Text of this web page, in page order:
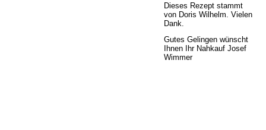
Dieses Rezept stammt
von Doris Wilhelm. Vielen
Dank.
Gutes Gelingen wünscht
Ihnen Ihr Nahkauf Josef
Wimmer